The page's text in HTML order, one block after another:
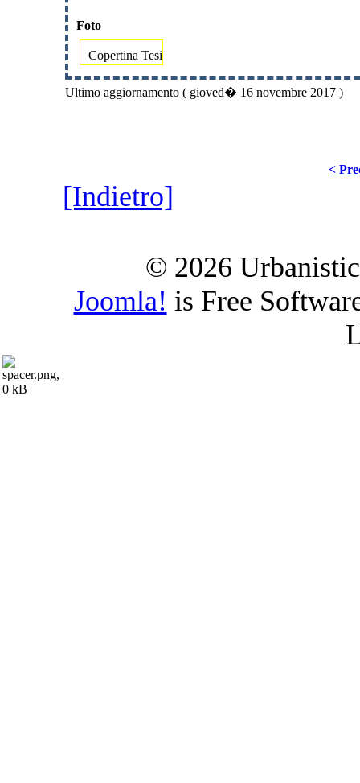
Foto
Copertina Tesi
Ultimo aggiornamento ( gioved� 16 novembre 2017 )
<
[Indietro]
© 2026
Joomla! is Free